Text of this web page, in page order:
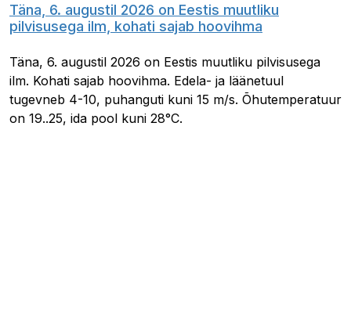
Täna, 6. augustil 2026 on Eestis muutliku
pilvisusega ilm, kohati sajab hoovihma
Täna, 6. augustil 2026 on Eestis muutliku pilvisusega
ilm. Kohati sajab hoovihma. Edela- ja läänetuul
tugevneb 4-10, puhanguti kuni 15 m/s. Õhutemperatuur
on 19..25, ida pool kuni 28°C.